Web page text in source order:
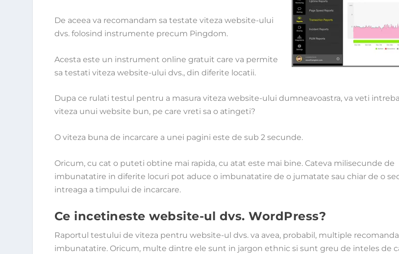
De aceea va recomandam sa testate viteza website-ului
dvs. folosind instrumente precum Pingdom.
Acesta este un instrument online gratuit care va permite
sa testati viteza website-ului dvs., din diferite locatii.
Dupa ce rulati testul pentru a masura viteza website-ului dumneavoastra, va veti
viteza unui website bun, pe care vreti sa o atingeti?
O viteza buna de incarcare a unei pagini este de sub 2 secunde.
Oricum, cu cat o puteti obtine mai rapida, cu atat este mai bine. Cateva milisecunde de
imbunatatire in diferite locuri pot aduce o imbunatatire de o jumatate sau chiar de o
intreaga a timpului de incarcare.
Ce incetineste website-ul dvs. WordPress?
Raportul testului de viteza pentru website-ul dvs. va avea, probabil, multiple
imbunatatire. Oricum, multe dintre ele sunt in jargon ethnic si sunt greu de inteles de